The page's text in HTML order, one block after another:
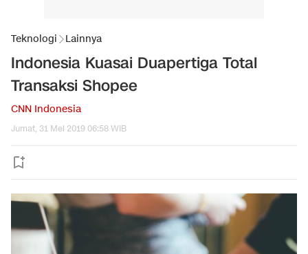
Teknologi Lainnya
Indonesia Kuasai Duapertiga Total
Transaksi Shopee
CNN Indonesia
Jumat, 31 Mei 2019 06:58 WIB